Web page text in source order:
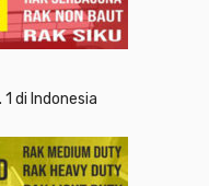
di Indonesia